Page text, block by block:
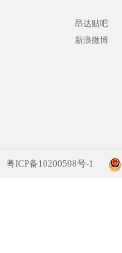
昂达贴吧
新浪微博
粤ICP备10200598号-1